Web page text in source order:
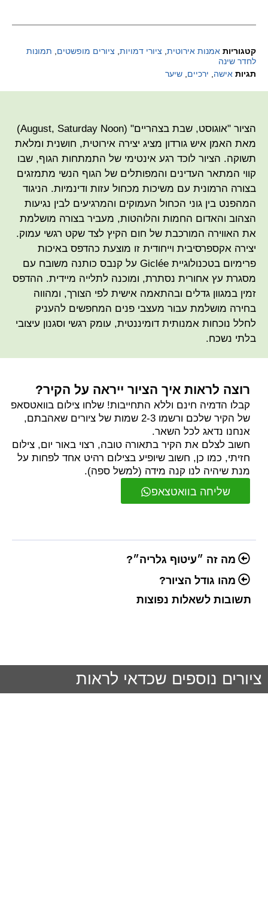
קטגוריות אמנות אירוטית, ציורי דמויות, ציורים מופשטים, תמונות
לחדר שינה
תגיות אישה, ירכיים, שיער
הציור "אוגוסט, שבת בצהריים" (August, Saturday Noon)
מאת האמן איש גורדון מציג יצירה אירוטית, חושנית ומלאת
תשוקה. הציור לוכד רגע אינטימי של התמתחות הגוף, שבו
קווי המתאר העדינים והמפותלים של הגוף הנשי מתמזגים
בצורה הרמונית עם משיכות מכחול עזות ודינמיות. הניגוד
המהפנט בין גוני הכחול העמוקים והמרגיעים לבין נגיעות
הצהוב והאדום החמות והלוהטות, מעביר בצורה מושלמת
את האווירה המורכבת של חום הקיץ לצד שקט רגשי עמוק.
יצירה אקספרסיבית וייחודית זו מוצעת כהדפס באיכות
פרימיום בטכנולוגיית Giclée על קנבס כותנה משובח עם
מסגרת עץ אחורית נסתרת, ומוכנה לתלייה מיידית. ההדפס
זמין במגוון גדלים ובהתאמה אישית לפי הצורך, ומהווה
בחירה מושלמת עבור מעצבי פנים המחפשים להעניק
לחלל נוכחות אמנותית דומיננטית, עומק רגשי וסגנון עיצובי
בלתי נשכח.
שליחה בוואטצאפ
רוצה לראות איך הציור ייראה על הקיר?
קבלו הדמיה חינם וללא התחייבות! שלחו צילום בוואטסאפ
של הקיר שלכם ורשמו 2-3 שמות של ציורים שאהבתם,
אנחנו נדאג לכל השאר.
חשוב לצלם את הקיר בתאורה טובה, רצוי באור יום, צילום
חזיתי, כמו כן, חשוב שיופיע בצילום רהיט אחד לפחות על
מנת שיהיה לנו קנה מידה (למשל ספה).
מה זה ״עיטוף גלריה״?
מהו גודל הציור?
תשובות לשאלות נפוצות
ציורים נוספים שכדאי לראות